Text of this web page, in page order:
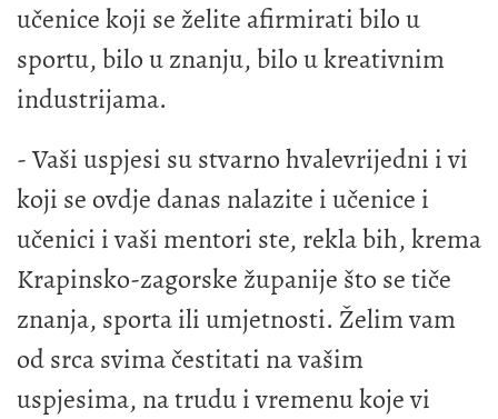
učenice koji se želite afirmirati bilo u
sportu, bilo u znanju, bilo u kreativnim
industrijama.
- Vaši uspjesi su stvarno hvalevrijedni i vi
koji se ovdje danas nalazite i učenice i
učenici i vaši mentori ste, rekla bih, krema
Krapinsko-zagorske županije što se tiče
znanja, sporta ili umjetnosti. Želim vam
od srca svima čestitati na vašim
uspjesima, na trudu i vremenu koje vi